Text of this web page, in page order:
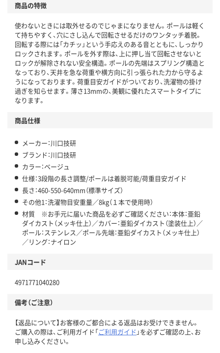
商品の特徴
使わないときには取外せるのでじゃまになりません。ポールは軽く
て持ちやすく、穴にさし込んで回転させるだけのワンタッチ着脱。
回転する際には「カチッ」という手応えのある音とともに、しっかり
ロックされます。ポールを外す際は、上に押し当て回転させないと
ロックが解除されない安全構造。ポールの先端はスプリング構造と
なっており、天井を急な荷重や横方向に引っ張られた力から守るよ
うになっております。荷重目安ガイドがついており、洗濯物の掛け
過ぎを知らせます。薄さ13mmの、美観に優れたスマートタイプに
なります。
商品仕様
メーカー：川口技研
ブランド：川口技研
カラー：ベージュ
仕様：3段階の長さ調整/ポールは着脱可能/荷重目安ガイド
長さ：460-550-640mm（標準サイズ）
その他1：洗濯物目安重量／8kg（１本で使用時）
材質 ※お手元に届いた商品を必ずご確認ください：本体：亜鉛
ダイカスト（メッキ仕上）／カバー：亜鉛ダイカスト（塗装仕上）／
ポール：ステンレス／ポール先端：亜鉛ダイカスト（メッキ仕上）
／リング：ナイロン
JANコード
4971771040280
備考（ご注意）
【返品について】お客様のご都合による返品はお受けできません。
ご購入の際は、ご利用ガイド「ご利用ガイド 」を必ずご確認の上、お
申し込みください。